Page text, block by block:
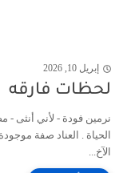
إبريل 10, 2026
لحظات فارقه
نرمين فودة - لأني أنثى
الحياة . العناد صفة
الآخ...